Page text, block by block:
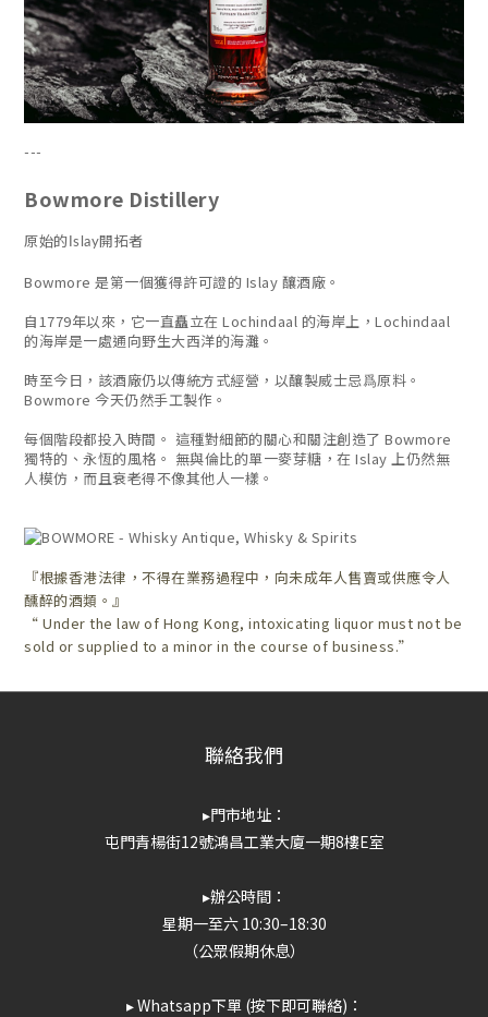
---
Bowmore Distillery
原始的Islay開拓者
Bowmore 是第一個獲得許可證的 Islay 釀酒廠。
自1779年以來，它一直矗立在 Lochindaal 的海岸上，Lochindaal
的海岸是一處通向野生大西洋的海灘。
時至今日，該酒廠仍以傳統方式經營，以釀製威士忌爲原料。
Bowmore 今天仍然手工製作。
每個階段都投入時間。 這種對細節的關心和關注創造了 Bowmore
獨特的、永恆的風格。 無與倫比的單一麥芽糖，在 Islay 上仍然無
人模仿，而且衰老得不像其他人一樣。
『根據香港法律，不得在業務過程中，向未成年人售賣或供應令人
醺醉的酒類。』
“ Under the law of Hong Kong, intoxicating liquor must not be
sold or supplied to a minor in the course of business.”
聯絡我們
▸門市地址：
屯門青楊街12號鴻昌工業大廈一期8樓E室
▸辦公時間：
星期一至六 10:30–18:30
（公眾假期休息）
▸ Whatsapp下單 (按下即可聯絡)：